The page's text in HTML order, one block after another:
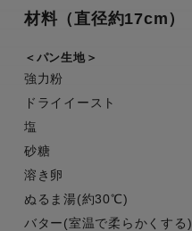
材料（直径約17cm）
＜パン生地＞
強力粉
ドライイースト
塩
砂糖
溶き卵
ぬるま湯(約30℃)
バター(室温で柔らかくする)